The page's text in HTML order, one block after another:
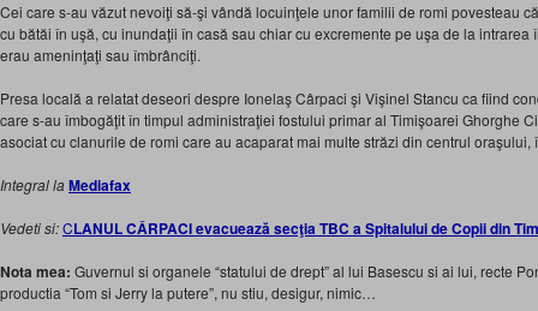
Cei care s-au văzut nevoiţi să-şi vândă locuinţele unor familii de romi povesteau
cu bătăi în uşă, cu inundaţii în casă sau chiar cu excremente pe uşa de la
erau ameninţaţi sau îmbrânciţi.
Presa locală a relatat deseori despre Ionelaş Cârpaci şi Vişinel Stancu ca fiind
care s-au îmbogăţit în timpul administraţiei fostului primar al Timişoarei Ghorghe
asociat cu clanurile de romi care au acaparat mai multe străzi din centrul oraşului,
Integral laMediafax
Vedeti si:CLANUL CÂRPACI evacuează secţia TBC a Spitalului de Copii din
Nota mea: Guvernul si organele “statului de drept” al lui Basescu si ai lui, recte
productia “Tom si Jerry la putere”, nu stiu, desigur, nimic…